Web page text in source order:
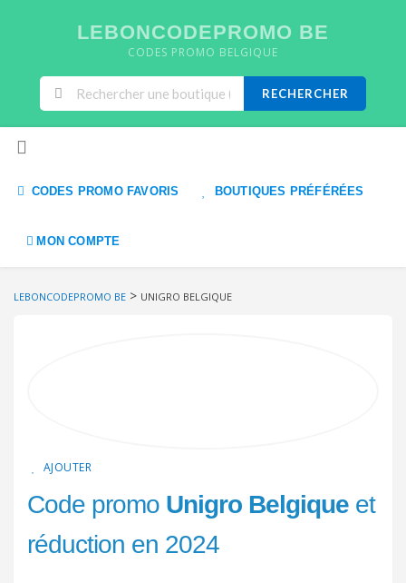
LEBONCODEPROMO BE
CODES PROMO BELGIQUE
RECHERCHER
CODES PROMO FAVORIS BOUTIQUES PRÉFÉRÉES
MON COMPTE
LEBONCODEPROMO BE > UNIGRO BELGIQUE
AJOUTER
Code promo Unigro Belgique et
réduction en 2024